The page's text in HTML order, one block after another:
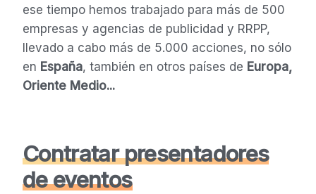
ese tiempo hemos trabajado para más de 500
empresas y agencias de publicidad y RRPP,
llevado a cabo más de 5.000 acciones, no sólo
en España, también en otros países de Europa,
Oriente Medio...
Contratar presentadores
de eventos